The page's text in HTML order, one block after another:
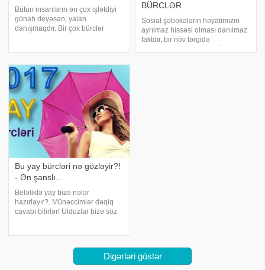
Bütün insanların ən çox işlətdiyi
günah deyəsən, yalan
danışmaqdır. Bir çox bürclər
dolamasına icazə verməmək
üçün yalan danışmağ
BÜRCLƏR
Sosial şəbəkələrin həyatımızın
ayrılmaz hissəsi olması danılmaz
faktdır, bir növ tərgidə
Bu yay bürcləri nə gözləyir?!
- Ən şanslı...
Beləliklə yay bizə nələr
hazırlayır?. Münəccimlər dəqiq
cavabı bilirlər! Ulduzlar bizə söz
istəyirsə buna nail olacaq. Qoç
Digərləri göstər